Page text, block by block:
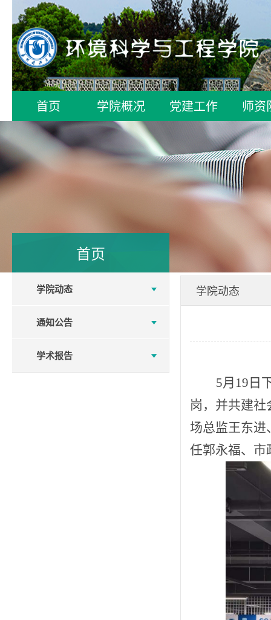
首页 学院概况 党建工作 师资
首页
学院动态
通知公告
学术报告
学院动态
5月 19 日
岗 ，并共建社
场总监王东进
任郭永福、 市